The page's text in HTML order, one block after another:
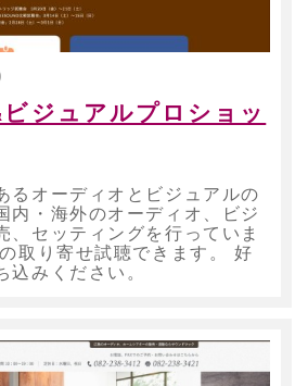
ジュアルプロショッ
るオーディオとビジュアルの
内・海外のオーディオ、ビジ
、セッティングを行っていま
取り寄せ試聴できます。 好
込みください。